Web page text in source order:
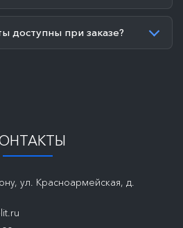
доступны при заказе?
ул. Красноармейская, д.